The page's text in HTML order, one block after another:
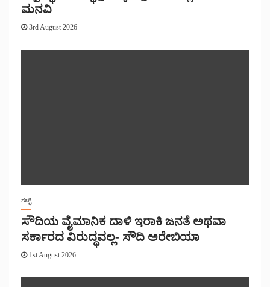
ಮನವಿ
3rd August 2026
ಗಲ್ಫ್
ಸೌದಿಯ ವೈಮಾನಿಕ ದಾಳಿ ಇರಾಕಿ ಜನತೆ ಅಥವಾ
ಸರ್ಕಾರದ ವಿರುದ್ಧವಲ್ಲ- ಸೌದಿ ಅರೇಬಿಯಾ
1st August 2026